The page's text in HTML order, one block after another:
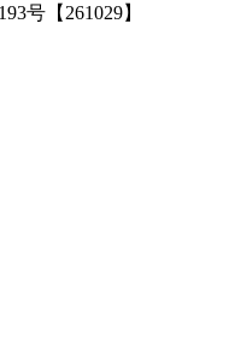
号【261029】